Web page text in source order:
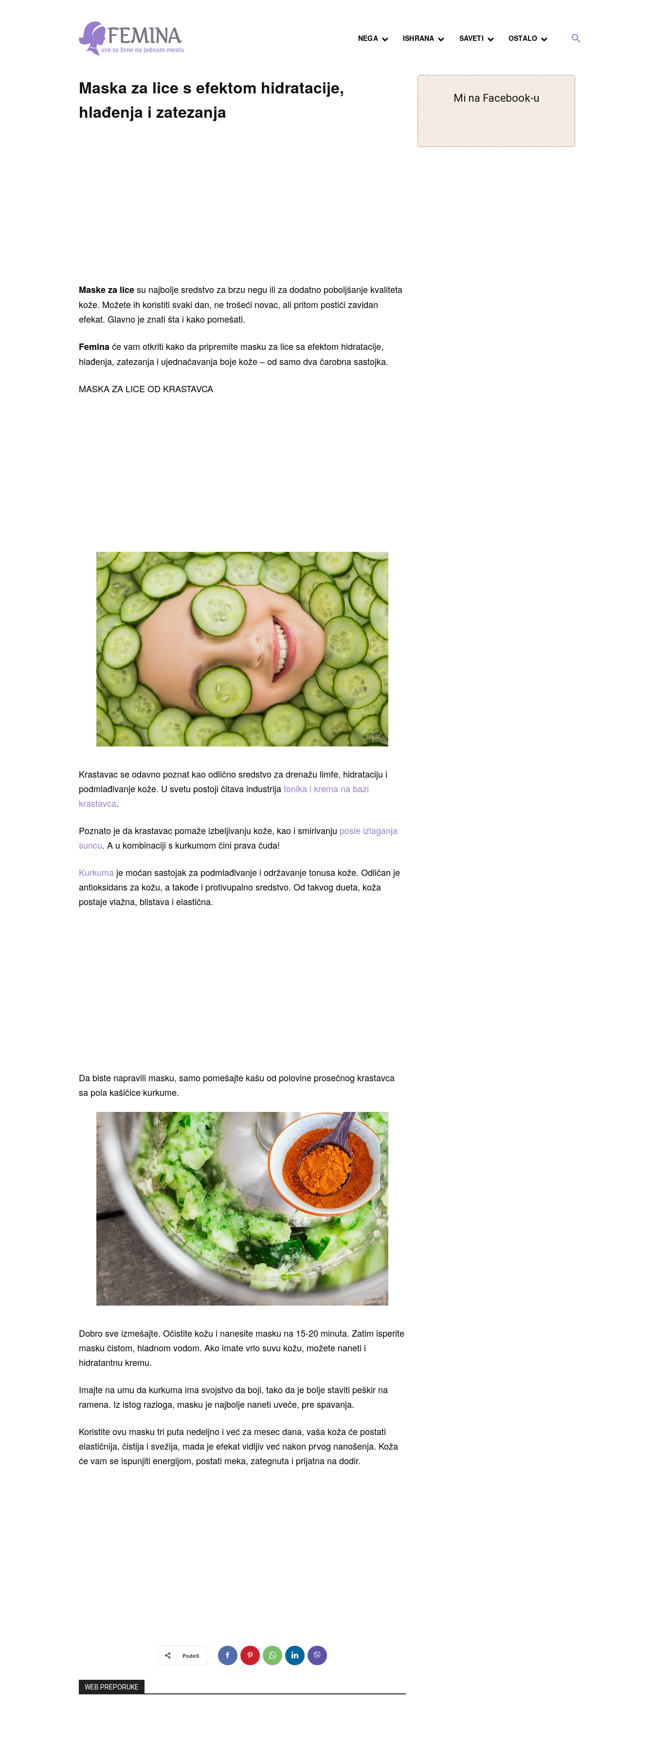
NEGA ISHRANA SAVETI OSTALO
Maska za lice s efektom hidratacije,
hlađenja i zatezanja
Maske za licesu najbolje sredstvo za brzu negu ili za dodatno poboljšanje kvaliteta
kože. Možete ih koristiti svaki dan, ne trošeći novac, ali pritom postići zavidan
efekat. Glavno je znati šta i kako pomešati.
Feminaće vam otkriti kako da pripremite masku za lice sa efektom hidratacije,
hlađenja, zatezanja i ujednačavanja boje kože – od samo dva čarobna sastojka.
MASKA ZA LICE OD KRASTAVCA
Krastavac se odavno poznat kao odlično sredstvo za drenažu limfe, hidrataciju i
podmlađivanje kože. U svetu postoji čitava industrijatonika i krema na bazi
krastavca.
Poznato je da krastavac pomaže izbeljivanju kože, kao i smirivanju posle izlaganja
suncu. A u kombinaciji s kurkumom čini prava čuda!
Kurkuma je moćan sastojak za podmlađivanje i održavanje tonusa kože. Odličan je
antioksidans za kožu, a takođe i protivupalno sredstvo. Od takvog dueta, koža
postaje vlažna, blistava i elastična.
Da biste napravili masku, samo pomešajte kašu od polovine prosečnog krastavca
sa pola kašičice kurkume.
Dobro sve izmešajte. Očistite kožu i nanesite masku na 15-20 minuta. Zatim isperite
masku čistom, hladnom vodom. Ako imate vrlo suvu kožu, možete naneti i
hidratantnu kremu.
Imajte na umu da kurkuma ima svojstvo da boji, tako da je bolje staviti peškir na
ramena. Iz istog razloga, masku je najbolje naneti uveče, pre spavanja.
Koristite ovu masku tri puta nedeljno i već za mesec dana, vaša koža će postati
elastičnija, čistija i svežija, mada je efekat vidljiv već nakon prvog nanošenja. Koža
će vam se ispunjiti energijom, postati meka, zategnuta i prijatna na dodir.
Podeli
WEB PREPORUKE
Mi na Facebook-u